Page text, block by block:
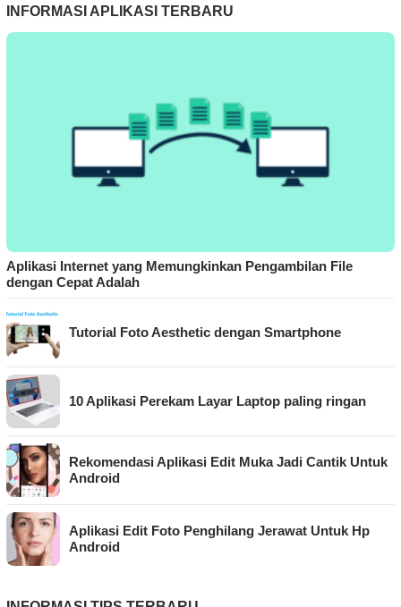
INFORMASI APLIKASI TERBARU
Aplikasi Internet yang Memungkinkan Pengambilan File
dengan Cepat Adalah
Tutorial Foto Aesthetic dengan Smartphone
10 Aplikasi Perekam Layar Laptop paling ringan
Rekomendasi Aplikasi Edit Muka Jadi Cantik Untuk
Android
Aplikasi Edit Foto Penghilang Jerawat Untuk Hp
Android